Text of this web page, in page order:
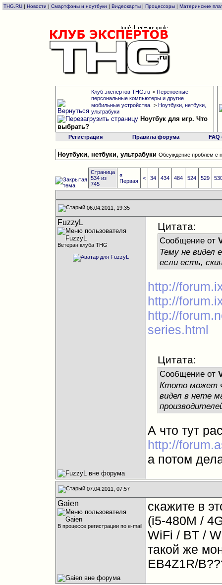
THG.RU | Новости | Смартфоны и ноутбуки | Видеокарты | Процессоры | Материнские
Клуб экспертов THG.ru > Переносные
персональные компьютеры и другие
мобильные устройства. > Ноутбуки, нетбуки,
ультрабуки
Ноутбук для игр. Что
выбрать?
Регистрация Правила форума
Ноутбуки, нетбуки, ультрабуки Обсуждение проблем с
Страница
534 из
745
«
Первая
< 34 434 484 524 529
06.04.2011, 19:35
FuzzyL
Ветеран клуба THG
Цитата:
Сообщение от
Тему не видел
если есть,
http://
http://
http://
series.html
Цитата:
Сообщение от
Ктото может
видел в нете
А что тут
http://
а потом
07.04.2011, 07:57
Gaien
В процессе регистрации по e-mail
скажите в
(i5-480M /
WiFi / BT /
такой же
EB4Z1R/